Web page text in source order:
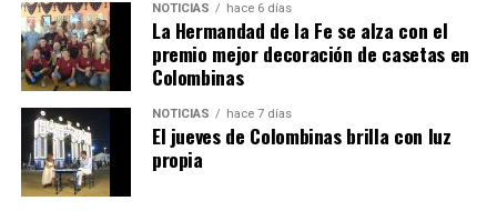
SEXTA CORRIDA DE LAS FIESTAS COLOMBINAS
2026
hace 3 días· Huelvatv
NOTICIAS hace 6 días
La Hermandad de la Fe se alza con el
premio mejor decoración de casetas en
Colombinas
NOTICIAS hace 7 días
El jueves de Colombinas brilla con luz
propia